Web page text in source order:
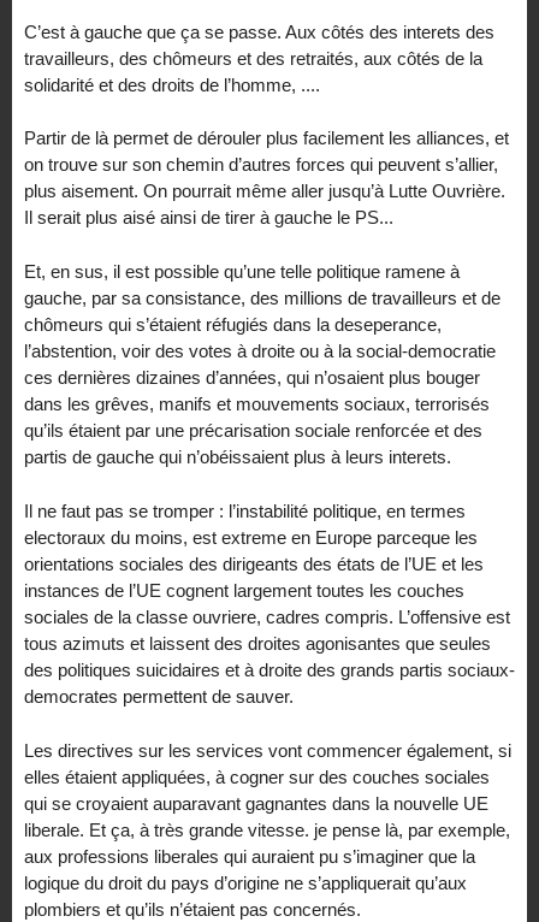
C’est à gauche que ça se passe. Aux côtés des interets des
travailleurs, des chômeurs et des retraités, aux côtés de la
solidarité et des droits de l’homme, ....
Partir de là permet de dérouler plus facilement les alliances, et
on trouve sur son chemin d’autres forces qui peuvent s’allier,
plus aisement. On pourrait même aller jusqu’à Lutte Ouvrière.
Il serait plus aisé ainsi de tirer à gauche le PS...
Et, en sus, il est possible qu’une telle politique ramene à
gauche, par sa consistance, des millions de travailleurs et de
chômeurs qui s’étaient réfugiés dans la deseperance,
l’abstention, voir des votes à droite ou à la social-democratie
ces dernières dizaines d’années, qui n’osaient plus bouger
dans les grêves, manifs et mouvements sociaux, terrorisés
qu’ils étaient par une précarisation sociale renforcée et des
partis de gauche qui n’obéissaient plus à leurs interets.
Il ne faut pas se tromper : l’instabilité politique, en termes
electoraux du moins, est extreme en Europe parceque les
orientations sociales des dirigeants des états de l’UE et les
instances de l’UE cognent largement toutes les couches
sociales de la classe ouvriere, cadres compris. L’offensive est
tous azimuts et laissent des droites agonisantes que seules
des politiques suicidaires et à droite des grands partis sociaux-
democrates permettent de sauver.
Les directives sur les services vont commencer également, si
elles étaient appliquées, à cogner sur des couches sociales
qui se croyaient auparavant gagnantes dans la nouvelle UE
liberale. Et ça, à très grande vitesse. je pense là, par exemple,
aux professions liberales qui auraient pu s’imaginer que la
logique du droit du pays d’origine ne s’appliquerait qu’aux
plombiers et qu’ils n’étaient pas concernés.